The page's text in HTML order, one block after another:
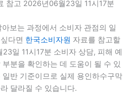
참고 2026년06월23일 11시17분
보는 과정에서 소비자 관점의 일
다면 한국소비자원 자료를 참고할
일 11시17분 소비자 상담, 피해 예
분을 확인하는 데 도움이 될 수 있
반 기준이므로 실제 용인하수구막
달라질 수 있습니다.